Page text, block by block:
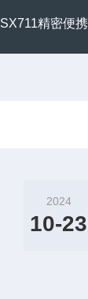
SX711精密便
2024
10-23